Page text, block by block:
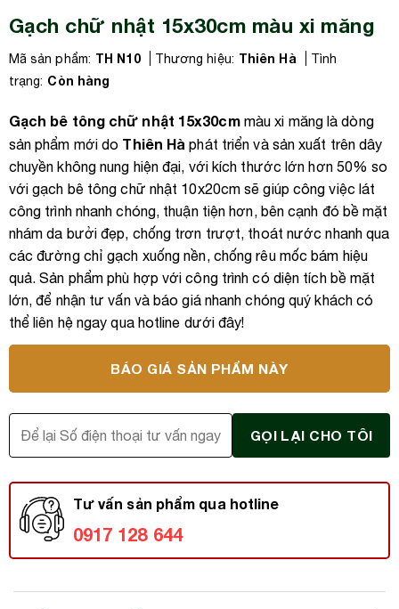
Gạch chữ nhật 15x30cm màu xi măng
Mã sản phẩm: TH N10 Thương hiệu: Thiên Hà
Tình
trạng: Còn hàng
Gạch bê tông chữ nhật 15x30cmmàu xi măng là dòng
sản phẩm mới do Thiên Hà phát triển và sản xuất trên dây
chuyền không nung hiện đại, với kích thước lớn hơn 50% so
với gạch bê tông chữ nhật 10x20cm sẽ giúp công việc lát
công trình nhanh chóng, thuận tiện hơn, bên cạnh đó bề mặt
nhám da bưởi đẹp, chống trơn trượt, thoát nước nhanh qua
các đường chỉ gạch xuống nền, chống rêu mốc bám hiệu
quả. Sản phẩm phù hợp với công trình có diện tích bề mặt
lớn, để nhận tư vấn và báo giá nhanh chóng quý khách có
thể liên hệ ngay qua hotline dưới đây!
BÁO GIÁ SẢN PHẨM NÀY
Tư vấn sản phẩm qua hotline
0917 128 644